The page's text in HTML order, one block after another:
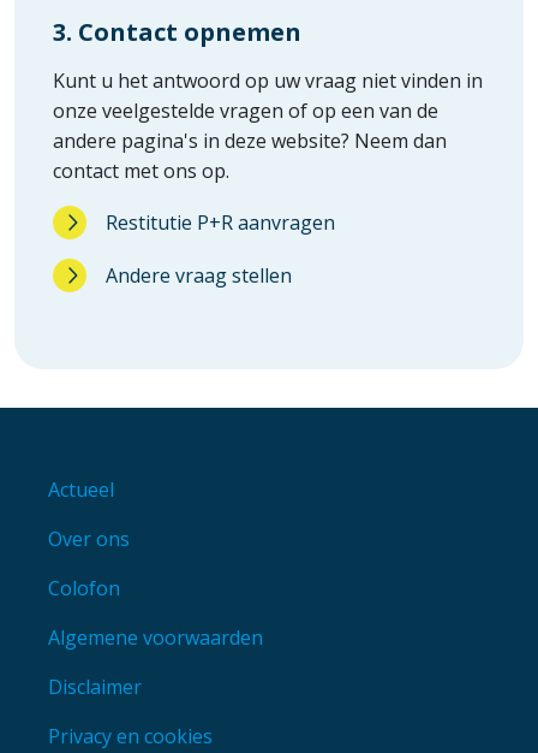
3. Contact opnemen
Kunt u het antwoord op uw vraag niet vinden in
onze veelgestelde vragen of op een van de
andere pagina's in deze website? Neem dan
contact met ons op.
Restitutie P+R aanvragen
Andere vraag stellen
menu
Actueel
Over ons
Colofon
Algemene voorwaarden
Disclaimer
Privacy en cookies